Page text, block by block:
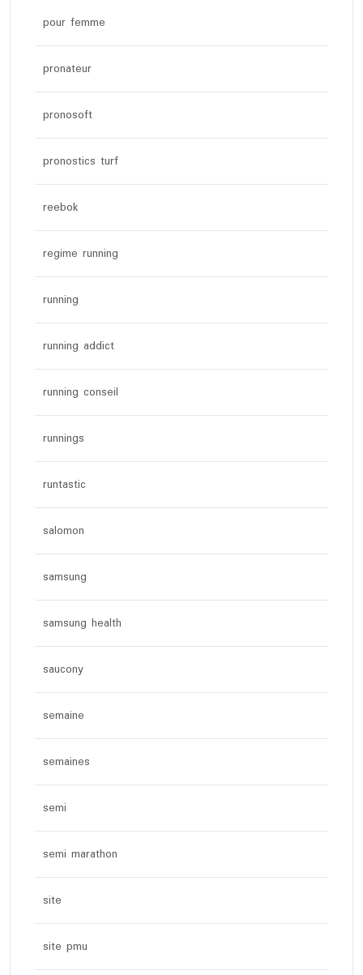
pour femme
pronateur
pronosoft
pronostics turf
reebok
regime running
running
running addict
running conseil
runnings
runtastic
salomon
samsung
samsung health
saucony
semaine
semaines
semi
semi marathon
site
site pmu